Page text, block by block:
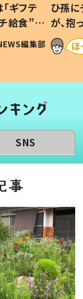
ギフテ
給食”を
和の親
編集部
ひ孫
が、
「涙が
い」
SNS